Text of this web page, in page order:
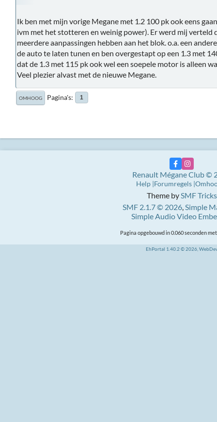
Ik ben met mijn vorige Megane met 1.2 100 pk ook eens
ivm met het stotteren en weinig power). Er werd mij verteld
meerdere aanpassingen hebben aan het blok. o.a. een
de auto te laten tunen en ben overgestapt op een 1.3 met
dat de 1.3 met 115 pk ook wel een soepele motor is alleen
Veel plezier alvast met de nieuwe Megane.
OMHOOG Pagina's 1
Theme bySMF Tricks
SMF 2.1.7 © 2026,Simple
Simple Audio Video
Renault Mégane Club ©
Help Forumregels
Pagina opgebouwd in 0.060 seconden
EhPortal 1.40.2 © 2026,